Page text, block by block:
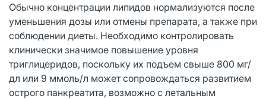
Обычно концентрации липидов нормализуются после
уменьшения дозы или отмены препарата, а также при
соблюдении диеты. Необходимо контролировать
клинически значимое повышение уровня
триглицеридов, поскольку их подъем свыше 800 мг/
дл или 9 ммоль/л может сопровождаться развитием
острого панкреатита, возможно с летальным